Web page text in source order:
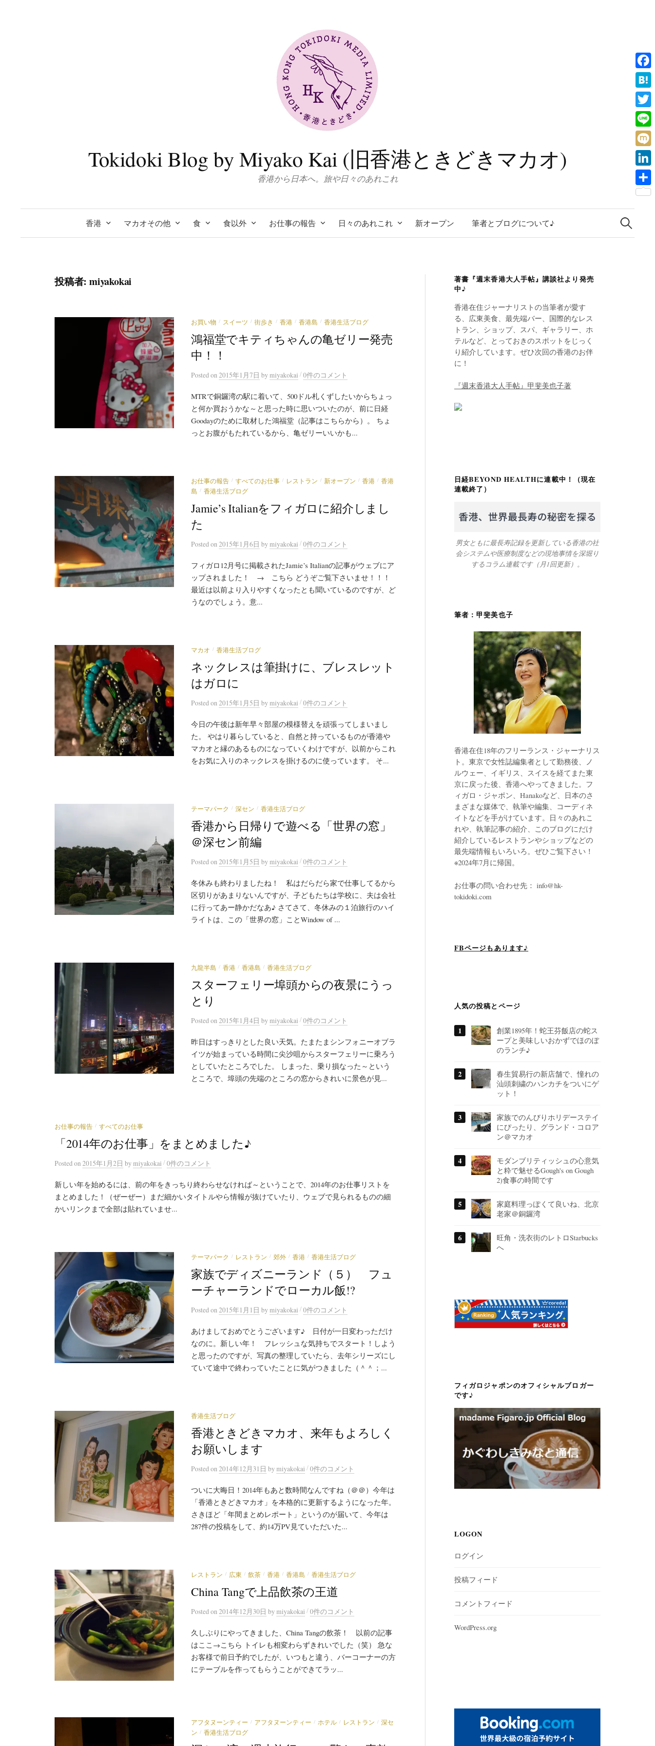
Tokidoki Blog by Miyako Kai (旧香港ときどきマカオ)
香港から日本へ。旅や日々のあれこれ
香港 マカオその他 食 食以外 お仕事の報告 日々のあれこれ 新オープン 筆者とブログについて♪
検
索:
投稿者: miyakokai
お買い物 / スイーツ / 街歩き / 香港 / 香港島 / 香港生活ブログ
鴻福堂でキティちゃんの亀ゼリー発売
中！！
Posted on 2015年1月7日 by miyakokai /0件のコメント
MTRで銅鑼湾の駅に着いて、500ドル札くずしたいからちょっ
と何か買おうかな～と思った時に思いついたのが、前に日経
Goodayのために取材した鴻福堂（記事はこちらから）。 ちょ
っとお腹がもたれているから、亀ゼリーいいかも...
お仕事の報告 / すべてのお仕事 / レストラン / 新オープン / 香港 / 香港
島 / 香港生活ブログ
Jamie’s Italianをフィガロに紹介しまし
た
Posted on 2015年1月6日 by miyakokai /0件のコメント
フィガロ12月号に掲載されたJamie’s Italianの記事がウェブにア
ップされました！ → こちら どうぞご覧下さいませ！！！
最近は以前より入りやすくなったとも聞いているのですが、ど
うなのでしょう。意...
マカオ / 香港生活ブログ
ネックレスは筆掛けに、ブレスレット
はガロに
Posted on 2015年1月5日 by miyakokai /0件のコメント
今日の午後は新年早々部屋の模様替えを頑張ってしまいまし
た。 やはり暮らしていると、自然と持っているものが香港や
マカオと縁のあるものになっていくわけですが、以前からこれ
をお気に入りのネックレスを掛けるのに使っています。 そ...
テーマパーク / 深セン / 香港生活ブログ
香港から日帰りで遊べる「世界の窓」
＠深セン前編
Posted on 2015年1月5日 by miyakokai /0件のコメント
冬休みも終わりましたね！ 私はだらだら家で仕事してるから
区切りがあまりないんですが、子どもたちは学校に、夫は会社
に行ってあー静かだなあ♪ さてさて、冬休みの１泊旅行のハイ
ライトは、この「世界の窓」ことWindow of ...
九龍半島 / 香港 / 香港島 / 香港生活ブログ
スターフェリー埠頭からの夜景にうっ
とり
Posted on 2015年1月4日 by miyakokai /0件のコメント
昨日はすっきりとした良い天気。たまたまシンフォニーオブラ
イツが始まっている時間に尖沙咀からスターフェリーに乗ろう
としていたところでした。 しまった、乗り損なった～という
ところで、埠頭の先端のところの窓からきれいに景色が見...
お仕事の報告 / すべてのお仕事
「2014年のお仕事」をまとめました♪
Posted on 2015年1月2日 by miyakokai /0件のコメント
新しい年を始めるには、前の年をきっちり終わらせなければ～ということで、2014年のお仕事リストを
まとめました！（ぜーぜー）まだ細かいタイトルやら情報が抜けていたり、ウェブで見られるものの細
かいリンクまで全部は貼れていませ...
テーマパーク / レストラン / 郊外 / 香港 / 香港生活ブログ
家族でディズニーランド（５） フュ
ーチャーランドでローカル飯!?
Posted on 2015年1月1日 by miyakokai /0件のコメント
あけましておめでとうございます♪ 日付が一日変わっただけ
なのに。新しい年！ フレッシュな気持ちでスタート！しよう
と思ったのですが、写真の整理していたら、去年シリーズにし
ていて途中で終わっていたことに気がつきました（＾＾；...
香港生活ブログ
香港ときどきマカオ、来年もよろしく
お願いします
Posted on 2014年12月31日 by miyakokai /0件のコメント
ついに大晦日！2014年もあと数時間なんですね（＠＠）今年は
「香港ときどきマカオ」を本格的に更新するようになった年。
さきほど「年間まとめレポート」というのが届いて、今年は
287件の投稿をして、約14万PV見ていただいた...
レストラン / 広東 / 飲茶 / 香港 / 香港島 / 香港生活ブログ
China Tangで上品飲茶の王道
Posted on 2014年12月30日 by miyakokai /0件のコメント
久しぶりにやってきました、China Tangの飲茶！ 以前の記事
はここ→こちら トイレも相変わらずきれいでした（笑） 急な
お客様で前日予約でしたが、いつもと違う、バーコーナーの方
にテーブルを作ってもらうことができてラッ...
アフタヌーンティー / アフタヌーンティー / ホテル / レストラン / 深セ
ン / 香港生活ブログ
著書『週末香港大人手帖』講談社より発売
中♪
香港在住ジャーナリストの当筆者が愛す
る、広東美食、最先端バー、国際的なレス
トラン、ショップ、スパ、ギャラリー、ホ
テルなど、とっておきのスポットをじっく
り紹介しています。ぜひ次回の香港のお伴
に！
『週末香港大人手帖』甲斐美也子著
日経BEYOND HEALTHに連載中！（現在
連載終了）
男女ともに最長寿記録を更新している香港の社
会システムや医療制度などの現地事情を深堀り
するコラム連載です（月1回更新）。
筆者：甲斐美也子
香港在住18年のフリーランス・ジャーナリス
ト。東京で女性誌編集者として勤務後、ノ
ルウェー、イギリス、スイスを経てまた東
京に戻った後、香港へやってきました。フ
ィガロ・ジャポン、Hanakoなど、日本のさ
まざまな媒体で、執筆や編集、コーディネ
イトなどを手がけています。日々のあれこ
れや、執筆記事の紹介、このブログにだけ
紹介しているレストランやショップなどの
最先端情報もいろいろ。ぜひご覧下さい！
※2024年7月に帰国。
お仕事の問い合わせ先： info@hk-
tokidoki.com
FBページもあります♪
人気の投稿とページ
創業1895年！蛇王芬飯店の蛇ス
ープと美味しいおかずでほのぼ
のランチ♪
春生貿易行の新店舗で、憧れの
汕頭刺繍のハンカチをついにゲ
ット！
家族でのんびりホリデーステイ
にぴったり、グランド・コロア
ン＠マカオ
モダンブリティッシュの心意気
と粋で魅せるGough's on Gough
2)食事の時間です
家庭料理っぽくて良いね、北京
老家＠銅鑼湾
旺角・洗衣街のレトロStarbucks
へ
フィガロジャポンのオフィシャルブロガー
です♪
LOGON
ログイン
投稿フィード
コメントフィード
WordPress.org
F
a
c
e
b
o
o
k
H
a
t
e
n
a
T
w
i
t
e
L
i
n
e
M
i
x
L
i
共